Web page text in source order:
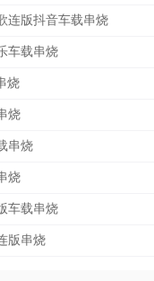
连版抖音车载串烧
车载串烧
烧
烧
串烧
烧
车载串烧
版串烧